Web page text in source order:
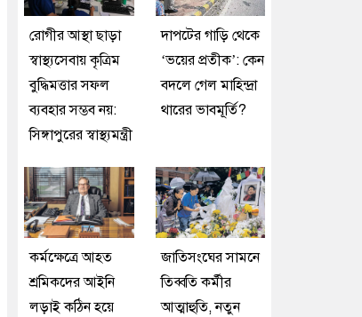
রোগীর আস্থা ছাড়া
স্বাস্থ্যসেবায় কৃত্রিম
বুদ্ধিমত্তার সফল
ব্যবহার সম্ভব নয়:
সিঙ্গাপুরের স্বাস্থ্যমন্ত্রী
দাপটের গাড়ি থেকে
‘ভয়ের প্রতীক’: কেন
বদলে গেল মাহিন্দ্রা
থারের ভাবমূর্তি?
কর্মক্ষেত্রে আহত
শ্রমিকদের আইনি
লড়াই কঠিন হয়ে
জাতিসংঘের সামনে
তিব্বতি কর্মীর
আত্মাহুতি, নতুন